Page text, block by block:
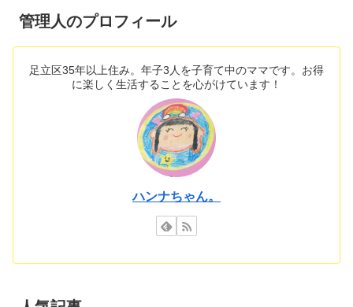
管理人のプロフィール
足立区35年以上住み。年子3人を子育て中のママです。お得
に楽しく生活することを心がけています！
ハンナちゃん。